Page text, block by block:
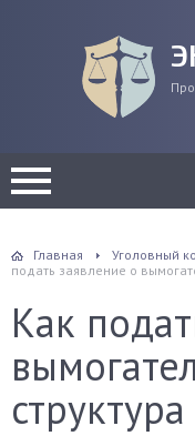
Главная Уголовный
подать заявление о
Как